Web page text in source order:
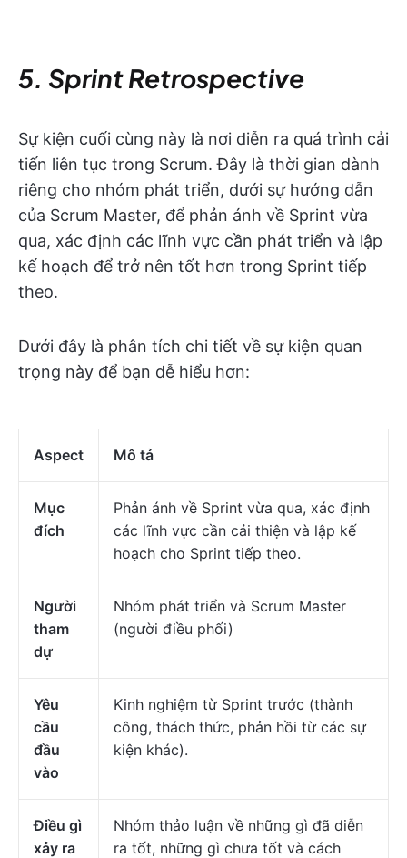
5. Sprint Retrospective
Sự kiện cuối cùng này là nơi diễn ra quá trình cải
tiến liên tục trong Scrum. Đây là thời gian dành
riêng cho nhóm phát triển, dưới sự hướng dẫn
của Scrum Master, để phản ánh về Sprint vừa
qua, xác định các lĩnh vực cần phát triển và lập
kế hoạch để trở nên tốt hơn trong Sprint tiếp
theo.
Dưới đây là phân tích chi tiết về sự kiện quan
trọng này để bạn dễ hiểu hơn:
Aspect Mô tả
Mục
đích
Phản ánh về Sprint vừa qua, xác định
các lĩnh vực cần cải thiện và lập kế
hoạch cho Sprint tiếp theo.
Người
tham
dự
Nhóm phát triển và Scrum Master
(người điều phối)
Yêu
cầu
đầu
vào
Kinh nghiệm từ Sprint trước (thành
công, thách thức, phản hồi từ các sự
kiện khác).
Điều gì
xảy ra
Nhóm thảo luận về những gì đã diễn
ra tốt, những gì chưa tốt và cách